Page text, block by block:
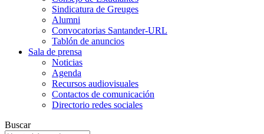
Sindicatura de Greuges
Alumni
Convocatorias Santander-URL
Tablón de anuncios
Sala de prensa
Noticias
Agenda
Recursos audiovisuales
Contactos de comunicación
Directorio redes sociales
Buscar